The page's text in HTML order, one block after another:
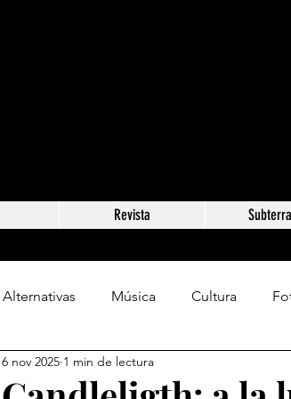
Revista
Alternativas Música Cultura
6 nov 2025 1 min de lectura